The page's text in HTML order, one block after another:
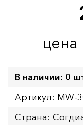
цена
В наличии: 0
Артикул: MW-
Страна: